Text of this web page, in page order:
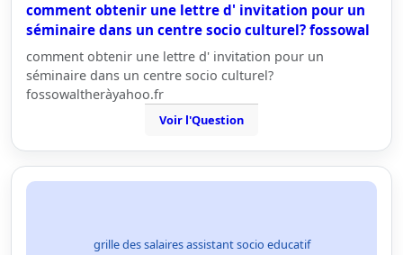
comment obtenir une lettre d' invitation pour un
séminaire dans un centre socio culturel? fossowal
comment obtenir une lettre d' invitation pour un
séminaire dans un centre socio culturel?
fossowaltheràyahoo.fr
Voir l'Question
grille des salaires assistant socio educatif